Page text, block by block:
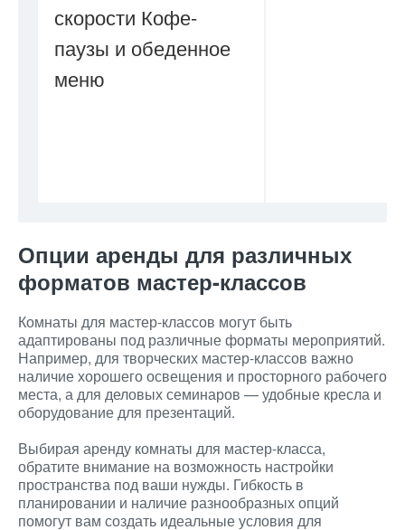
скорости Кофе-
паузы и обеденное
меню
Опции аренды для различных
форматов мастер-классов
Комнаты для мастер-классов могут быть
адаптированы под различные форматы мероприятий.
Например, для творческих мастер-классов важно
наличие хорошего освещения и просторного рабочего
места, а для деловых семинаров — удобные кресла и
оборудование для презентаций.
Выбирая аренду комнаты для мастер-класса,
обратите внимание на возможность настройки
пространства под ваши нужды. Гибкость в
планировании и наличие разнообразных опций
помогут вам создать идеальные условия для